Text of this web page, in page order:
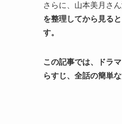
さらに、山本美月さ
を整理してから見る
す。
この記事では、ドラ
らすじ、全話の簡単